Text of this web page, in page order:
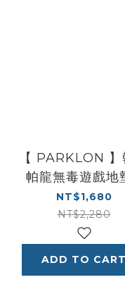
【 PARKLON 】
帕龍無毒遊戲地
單面切邊 | 快樂出
PYJ-1177 )
NT$1,680
NT$2,280
ADD TO CART